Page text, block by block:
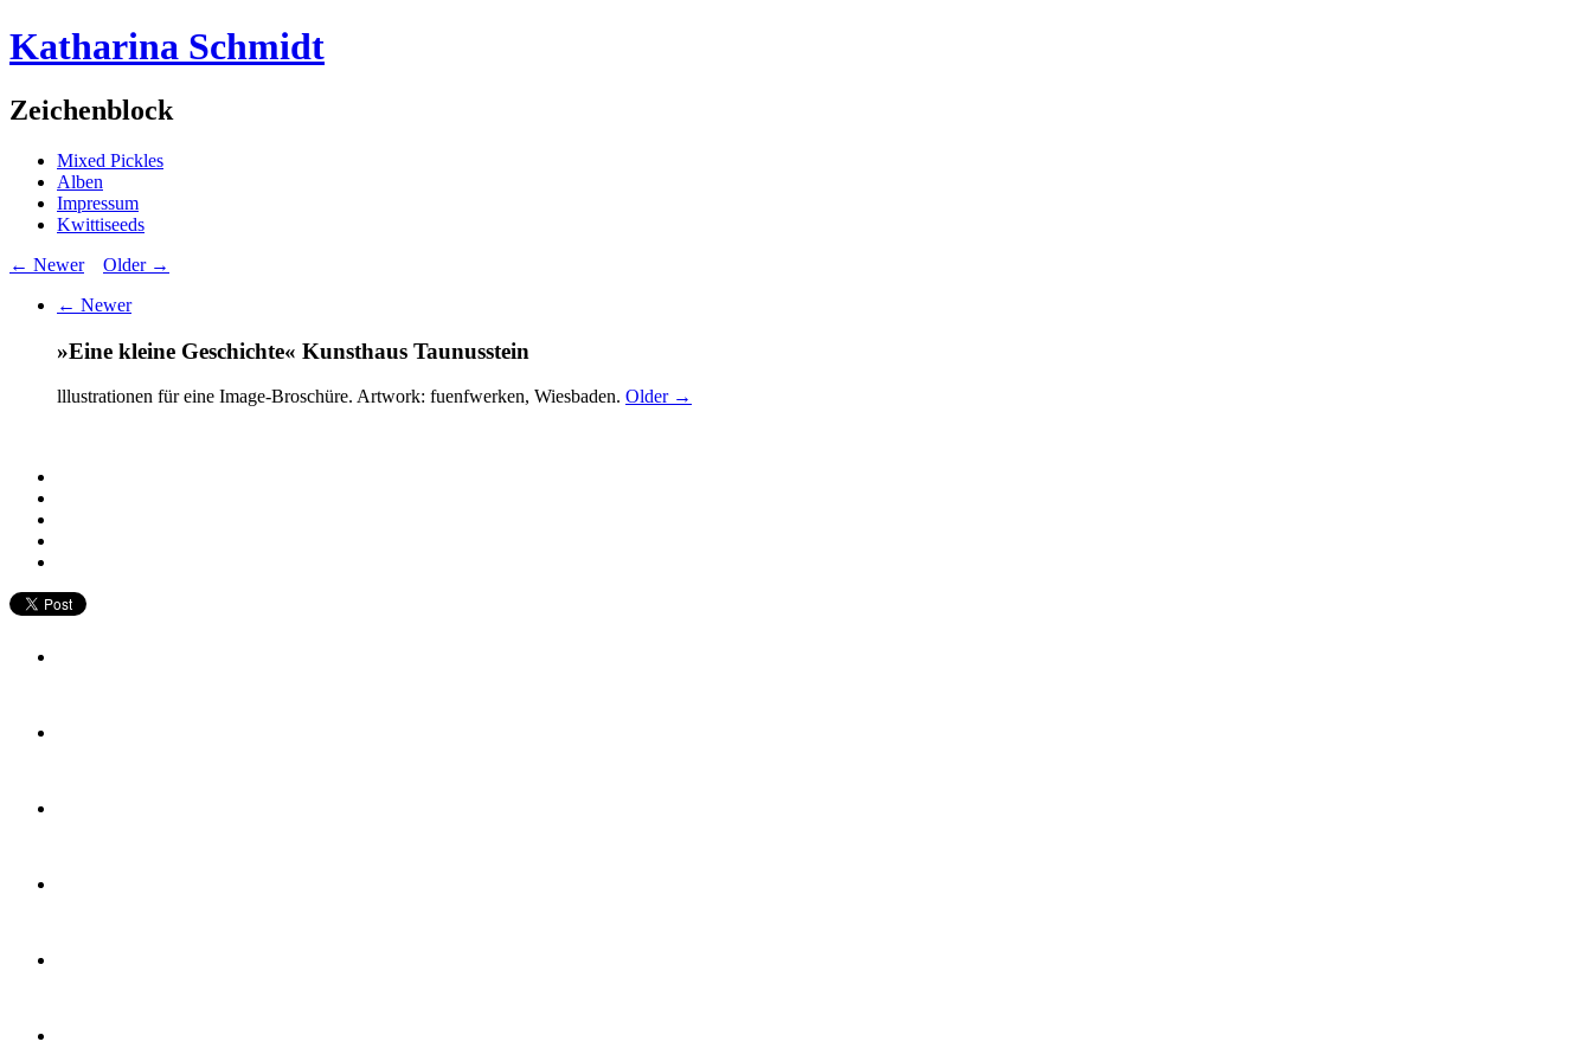
Katharina Schmidt
Zeichenblock
Mixed Pickles
Alben
Impressum
Kwittiseeds
← Newer
Older →
← Newer
»Eine kleine Geschichte« Kunsthaus Taunusstein
lllustrationen für eine Image-Broschüre. Artwork: fuenfwerken, Wiesbaden. Older →